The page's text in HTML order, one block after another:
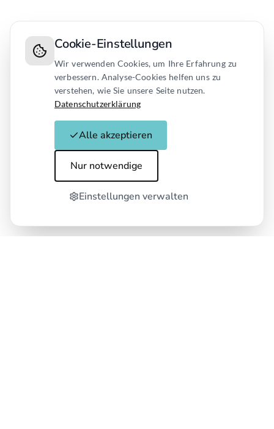
Cookie-Einstellungen
Wir verwenden Cookies, um Ihre Erfahrung zu
verbessern. Analyse-Cookies helfen uns zu
verstehen, wie Sie unsere Seite nutzen.
Datenschutzerklärung
Alle akzeptieren
Nur notwendige
Einstellungen verwalten